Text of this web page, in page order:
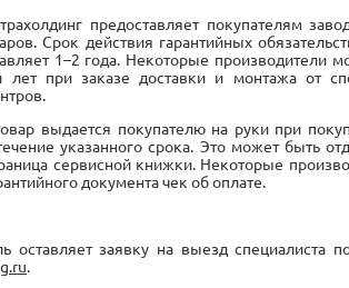
предоставляет покупателям
Срок действия гарантийных
1–2 года. Некоторые производители
лет при заказе доставки и монтажа от
выдается покупателю на руки при
указанного срока. Это может быть
сервисной книжки. Некоторые
документа чек об оплате.
оставляет заявку на выезд специалиста
.